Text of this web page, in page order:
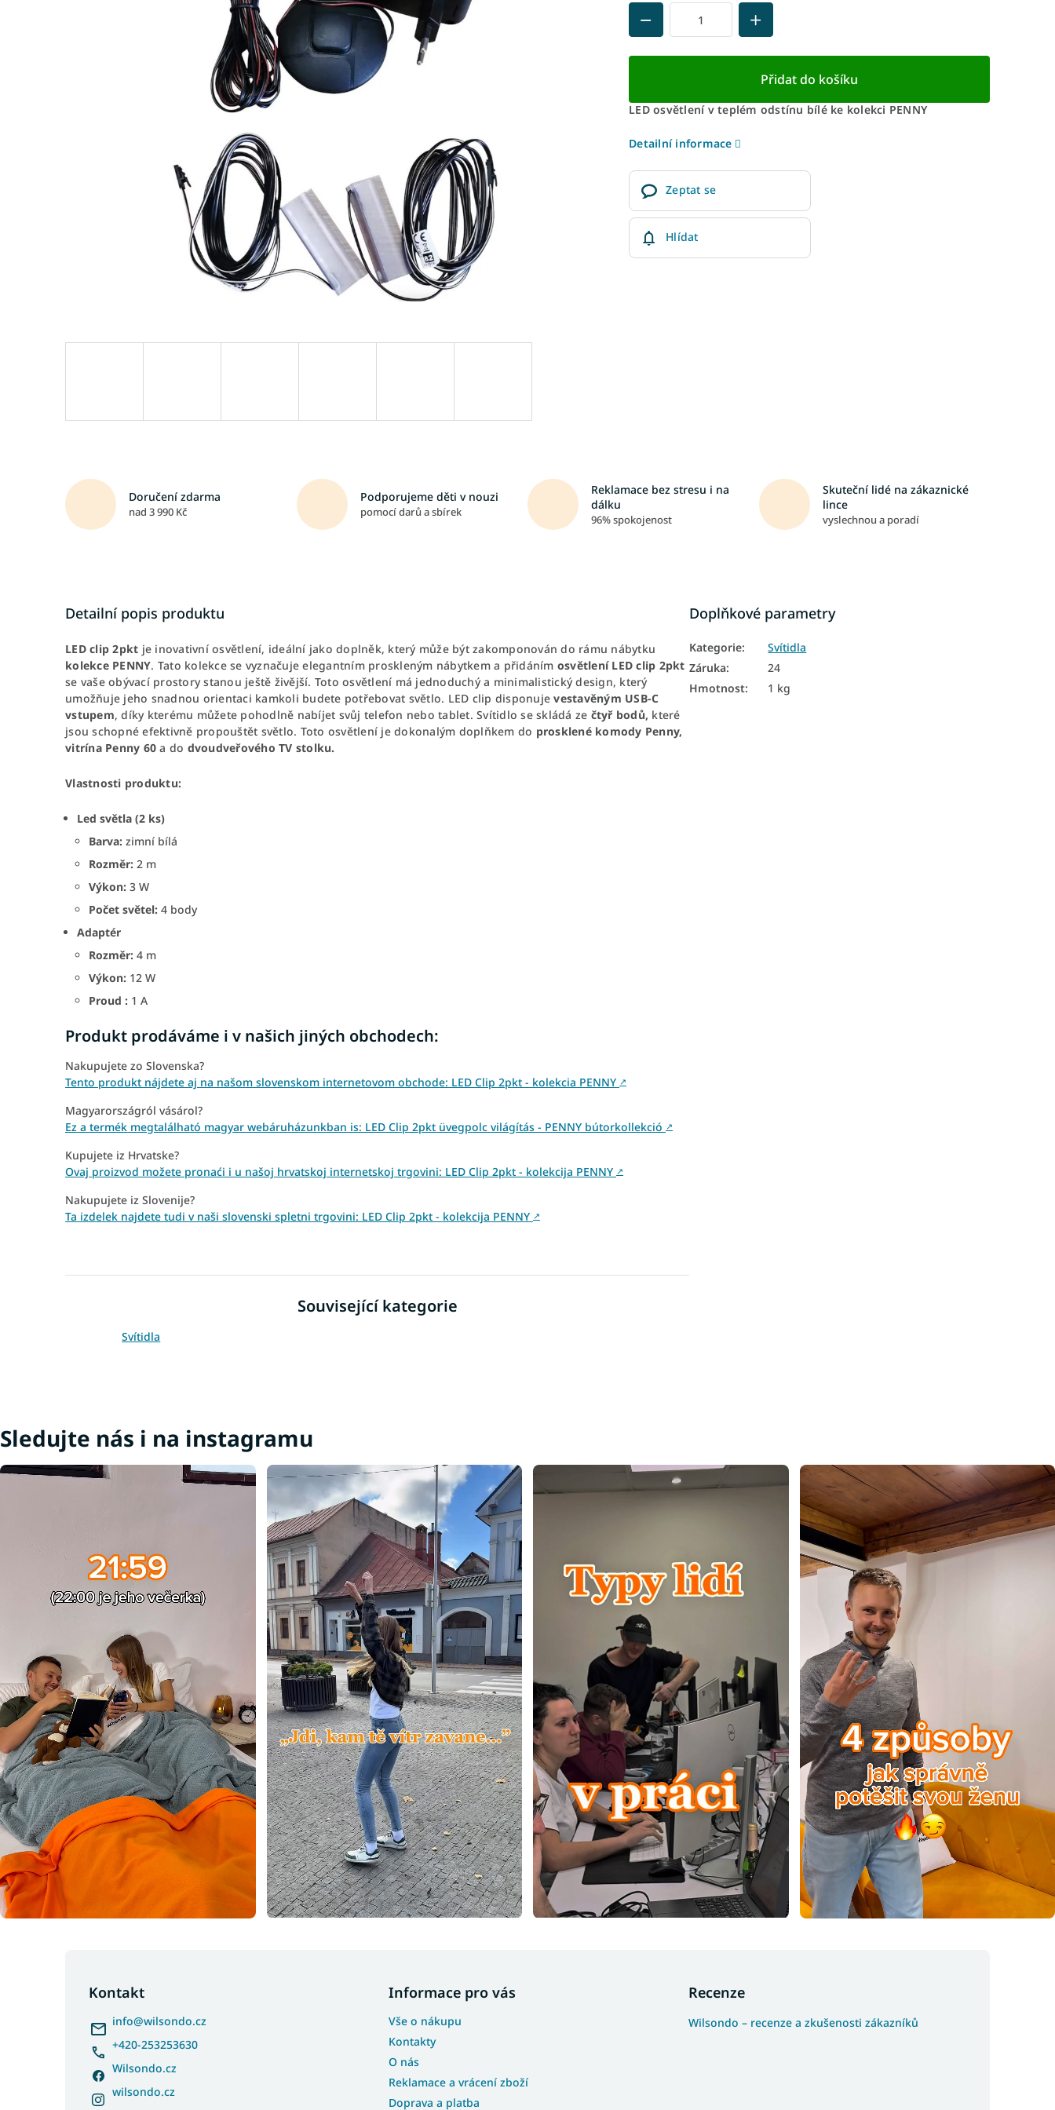
Přidat do košíku
LED osvětlení v teplém odstínu bílé ke kolekci PENNY
Detailní informace
Zeptat se
Hlídat
Doručení zdarma
nad 3 990 Kč
Podporujeme děti v nouzi
pomocí darů a sbírek
Reklamace bez stresu i na
dálku
96% spokojenost
Skuteční lidé na zákaznické
lince
vyslechnou a poradí
Detailní popis produktu
LED clip 2pkt je inovativní osvětlení, ideální jako doplněk, který může být zakomponován do rámu nábytku
kolekce PENNY. Tato kolekce se vyznačuje elegantním proskleným nábytkem a přidáním osvětlení LED clip 2pkt
se vaše obývací prostory stanou ještě živější. Toto osvětlení má jednoduchý a minimalistický design, který
umožňuje jeho snadnou orientaci kamkoli budete potřebovat světlo. LED clip disponujevestavěným USB-C
vstupem, díky kterému můžete pohodlně nabíjet svůj telefon nebo tablet. Svítidlo se skládá ze čtyř bodů, které
jsou schopné efektivně propouštět světlo. Toto osvětlení je dokonalým doplňkem do prosklené komody Penny,
vitrína Penny 60 a do dvoudveřového TV stolku.
Vlastnosti produktu:
Led světla (2 ks)
Barva: zimní bílá
Rozměr: 2 m
Výkon: 3 W
Počet světel: 4 body
Adaptér
Rozměr: 4 m
Výkon: 12 W
Proud : 1 A
Produkt prodáváme i v našich jiných obchodech:
Nakupujete zo Slovenska?
Tento produkt nájdete aj na našom slovenskom internetovom obchode: LED Clip 2pkt - kolekcia PENNY ↗
Magyarországról vásárol?
Ez a termék megtalálható magyar webáruházunkban is: LED Clip 2pkt üvegpolc világítás - PENNY bútorkollekció ↗
Kupujete iz Hrvatske?
Ovaj proizvod možete pronaći i u našoj hrvatskoj internetskoj trgovini: LED Clip 2pkt - kolekcija PENNY ↗
Nakupujete iz Slovenije?
Ta izdelek najdete tudi v naši slovenski spletni trgovini: LED Clip 2pkt - kolekcija PENNY ↗
Související kategorie
Svítidla
Doplňkové parametry
Kategorie:
Svítidla
Záruka:
24
Hmotnost: 1 kg
Sledujte nás i na instagramu
Kontakt
info@wilsondo.cz
+420-253253630
Wilsondo.cz
wilsondo.cz
Informace pro vás
Vše o nákupu
Kontakty
O nás
Reklamace a vrácení zboží
Doprava a platba
Recenze
Wilsondo – recenze a zkušenosti zákazníků